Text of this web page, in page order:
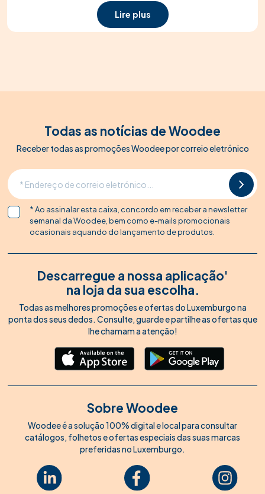
Lire plus
Todas as notícias de Woodee
Receber todas as promoções Woodee por correio eletrónico
* Ao assinalar esta caixa, concordo em receber a newsletter
semanal da Woodee, bem como e-mails promocionais
ocasionais aquando do lançamento de produtos.
Descarregue a nossa aplicação'
na loja da sua escolha.
Todas as melhores promoções e ofertas do Luxemburgo na
ponta dos seus dedos. Consulte, guarde e partilhe as ofertas que
lhe chamam a atenção!
Sobre Woodee
Woodee é a solução 100% digital e local para consultar
catálogos, folhetos e ofertas especiais das suas marcas
preferidas no Luxemburgo.